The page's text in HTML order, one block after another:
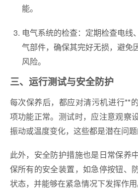
能。
电气系统的检查：定期检查电线
气部件，确保其完好无损，避免
风险。
三、运行测试与安全防护
每次保养后，都应对清污机进行**
项功能正常。测试时，应注意观察
振动或温度变化，这些都是潜在问题
此外，安全防护措施也是日常保养
保所有的安全装置，如急停按钮、
状态，并能够在紧急情况下发挥作用